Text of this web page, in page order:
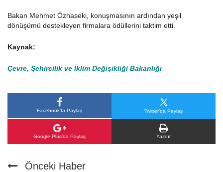
Bakan Mehmet Özhaseki, konuşmasının ardından yeşil
dönüşümü destekleyen firmalara ödüllerini taktim etti.
Kaynak:
Çevre, Şehircilik ve İklim Değişikliği Bakanlığı
Facebook’ta Paylaş Twitter’da Paylaş
Google Plus’da Paylaş Yazdır
Önceki Haber